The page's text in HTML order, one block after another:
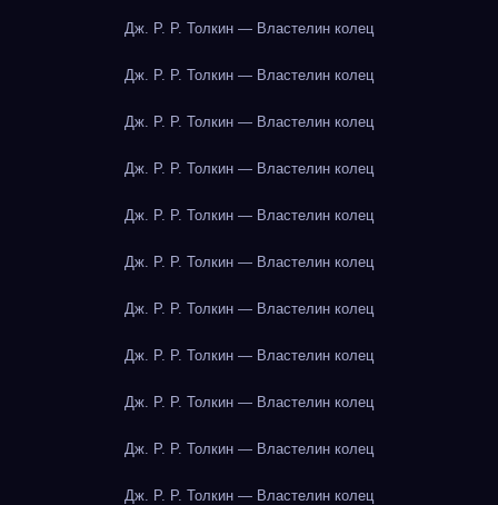
Дж. Р. Р. Толкин — Властелин колец
Дж. Р. Р. Толкин — Властелин колец
Дж. Р. Р. Толкин — Властелин колец
Дж. Р. Р. Толкин — Властелин колец
Дж. Р. Р. Толкин — Властелин колец
Дж. Р. Р. Толкин — Властелин колец
Дж. Р. Р. Толкин — Властелин колец
Дж. Р. Р. Толкин — Властелин колец
Дж. Р. Р. Толкин — Властелин колец
Дж. Р. Р. Толкин — Властелин колец
Дж. Р. Р. Толкин — Властелин колец